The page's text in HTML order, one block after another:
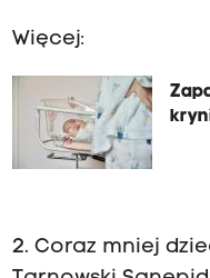
Więcej:
2. Coraz mniej